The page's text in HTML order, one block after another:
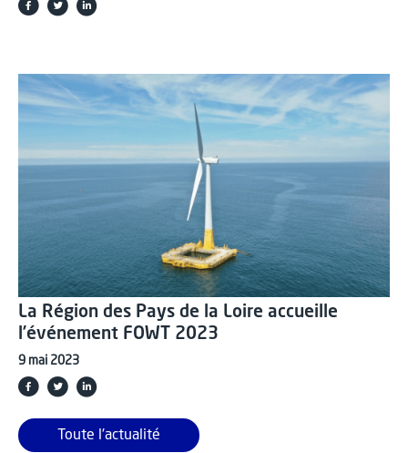
La Région des Pays de la Loire accueille
l’événement FOWT 2023
9 mai 2023
Toute l'actualité